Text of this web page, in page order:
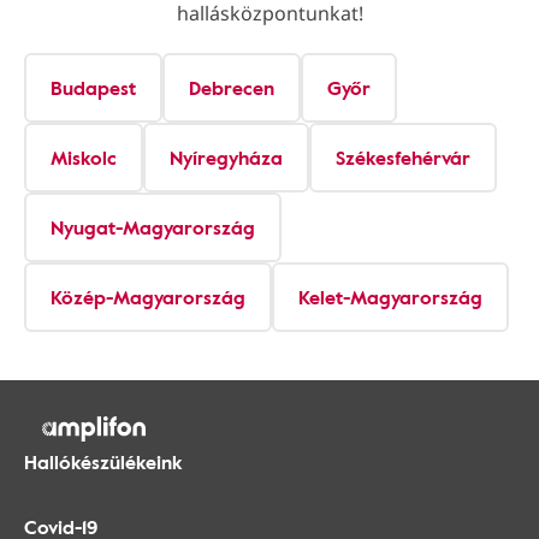
hallásközpontunkat!
Budapest Debrecen Győr
Miskolc Nyíregyháza Székesfehérvár
Nyugat-Magyarország
Közép-Magyarország Kelet-Magyarország
Hallókészülékeink
Covid-19